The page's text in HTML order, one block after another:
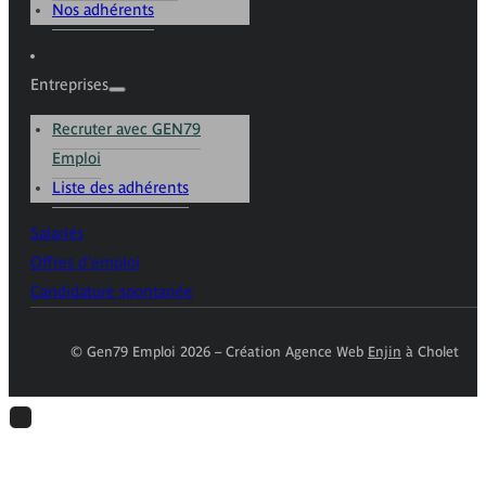
Nos adhérents
Entreprises
Recruter avec GEN79
Emploi
Liste des adhérents
Salariés
Offres d'emploi
Candidature spontanée
© Gen79 Emploi 2026 – Création Agence Web Enjin à Cholet